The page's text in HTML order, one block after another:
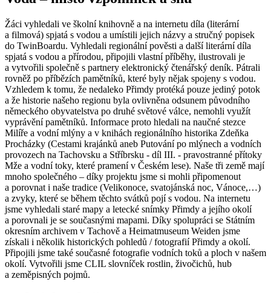
Žáci vyhledali ve školní knihovně a na internetu díla (literární
a filmová) spjatá s vodou a umístili jejich názvy a stručný popisek
do TwinBoardu. Vyhledali regionální pověsti a další literární díla
spjatá s vodou a přírodou, připojili vlastní příběhy, ilustrovali je
a vytvořili společně s partnery elektronický čtenářský deník. Pátrali
rovněž po příbězích pamětníků, které byly nějak spojeny s vodou.
Vzhledem k tomu, že nedaleko Přimdy protéká pouze jediný potok
a že historie našeho regionu byla ovlivněna odsunem původního
německého obyvatelstva po druhé světové válce, nemohli využít
vyprávění pamětníků. Informace proto hledali na naučné stezce
Milíře a vodní mlýny a v knihách regionálního historika Zdeňka
Procházky (Cestami krajánků aneb Putování po mlýnech a vodních
provozech na Tachovsku a Stříbrsku - díl III. - pravostranné přítoky
Mže a vodní toky, které pramení v Českém lese). Naše tři země mají
mnoho společného – díky projektu jsme si mohli připomenout
a porovnat i naše tradice (Velikonoce, svatojánská noc, Vánoce,…)
a zvyky, které se během těchto svátků pojí s vodou. Na internetu
jsme vyhledali staré mapy a letecké snímky Přimdy a jejího okolí
a porovnali je se současnými mapami. Díky spolupráci se Státním
okresním archivem v Tachově a Heimatmuseum Weiden jsme
získali i několik historických pohledů / fotografií Přimdy a okolí.
Připojili jsme také současné fotografie vodních toků a ploch v našem
okolí. Vytvořili jsme CLIL slovníček rostlin, živočichů, hub
a zeměpisných pojmů.